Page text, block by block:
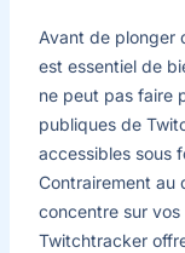
Avant de plonger
est essentiel de
ne peut pas faire
publiques de
accessibles sous
Contrairement au
concentre sur
Twitchtracker